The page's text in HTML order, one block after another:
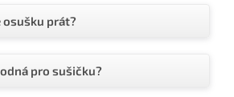
osušku prát?
pro sušičku?